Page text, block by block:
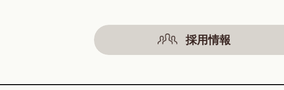
採用情報